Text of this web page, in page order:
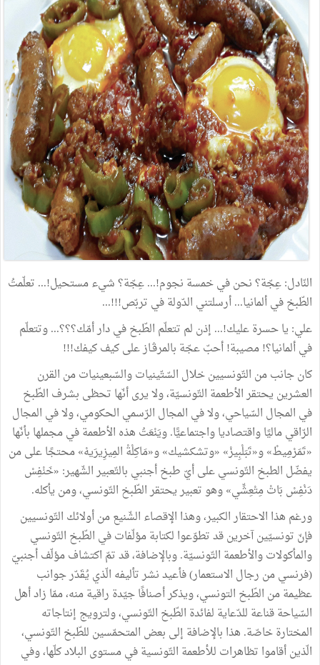
النّادل:عِجّة؟نحنفيخمسة نجوم!...عِجّة؟شيءمستحيل!... تعلّمتُ
الطّبخفيألمانيا...أرسلتني الدّولةفي تربّص!!!...
علي: ياحسرةعليك!... إذن لم تتعلّم الطّبخفيدارأمّك؟؟؟...وتتعلّم
فيألمانيا؟!مصيبة!أحبّعجّة بالمرڤـازعلىكيفكيفك!!!
كانجانبمن التّونسيينخلال السّتّينياتوالسّبعينياتمن القرن
العشرين يحتقرالأطعمة التّونسيّة،ولايرىأنّها تحظى بشرف الطّبخ
في المجال السّياحي،ولافي المجال الرّسمي الحكومي،ولافي المجال
الرّاقيماليًاواقتصادياواجتماعيًّا.ويَنْعَتُ هذه الأطعمةفيمجملها بأنّها
«تَمَرْمِيطْ»و«تَبَلْبِيزْ»
«وتشكشيك»و«مَاكِلْةْ المِيزِيرَيهْ»محتجًاعلىمن
يفضّل الطبخ التّونسيعلىأيّ طبخأجنبي بالتّعبيرالشّهير:
«خَنْفِسْ
دَنْفِسْ بَاتْمِتْعِشِّي»وهوتعبيريحتقرالطّبخ التّونسي،ومن يأكله.
ورغم هذا الاحتقارالكبير،وهذا الإقصاء الشّنيعمنأولائك التّونسيين
فإنّ تونسيّينآخرينقدتطوّعوا لكتابةمؤلّفاتفي الطّبخ التّونسي
والمأكولاتوالأطعمة التّونسيّة.وبالإضافة،قدتمّ اكتشافمؤلّفأجنبيّ
(فرنسيمن رجال الاستعمار)فأعيدنشرتأليفه الّذي يُقَدّرجوانب
عظيمةمن الطّبخ التونسي،ويذكرأصنافًاجيّدة راقيةمنه،ممّا زادأهل
السّياحةقناعة للدّعاية لفائدة الطّبخ التّونسي،ولترويج إنتاجاته
المختارةخاصّة. هذا بالإضافة إلى بعض المتحمّسين للطّبخ التّونسي،
الّذينأقاموا تظاهرات للأطعمة التّونسيةفيمستوى البلادكلّها،وفي